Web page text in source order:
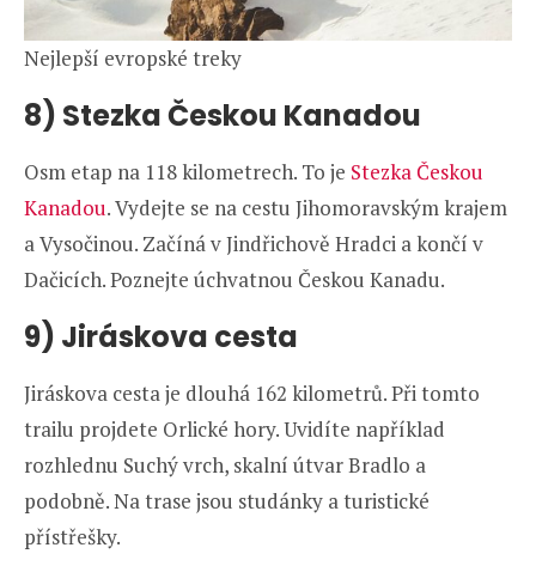
Nejlepší evropské treky
8) Stezka Českou Kanadou
Osm etap na 118 kilometrech. To je Stezka Českou
Kanadou. Vydejte se na cestu Jihomoravským krajem
a Vysočinou. Začíná v Jindřichově Hradci a končí v
Dačicích. Poznejte úchvatnou Českou Kanadu.
9) Jiráskova cesta
Jiráskova cesta je dlouhá 162 kilometrů. Při tomto
trailu projdete Orlické hory. Uvidíte například
rozhlednu Suchý vrch, skalní útvar Bradlo a
podobně. Na trase jsou studánky a turistické
přístřešky.